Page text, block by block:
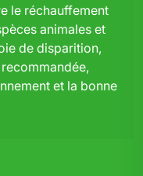
le réchauffement
animales et
de disparition,
et la bonne